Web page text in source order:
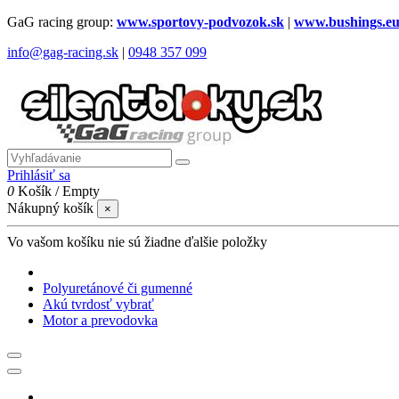
GaG racing group: www.sportovy-podvozok.sk | www.bushings.eu
info@gag-racing.sk | 0948 357 099
Prihlásiť sa
0 Košík /Empty
Nákupný košík
×
Vo vašom košíku nie sú žiadne ďalšie položky
Polyuretánové či gumenné
Akú tvrdosť vybrať
Motor a prevodovka